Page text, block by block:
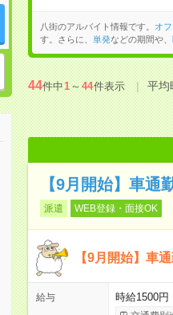
八街のアルバイト情報です。 オ
す。さらに、
単発などの期間や、
44件中1～44件表示 平均
【9月開始】車通
派遣 WEB登録・面接OK
【9月開始】車
給与 時給1500